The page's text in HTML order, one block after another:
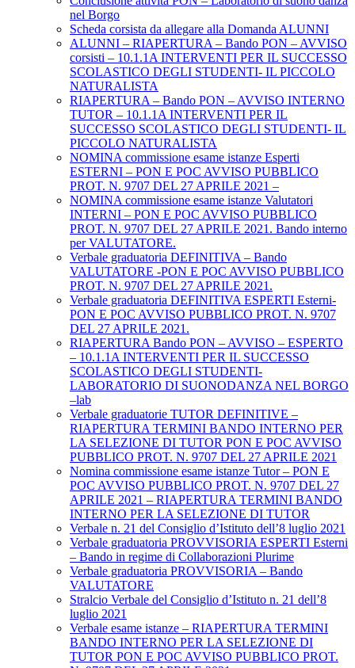
nel Borgo
Scheda corsista da allegare alla Domanda ALUNNI
ALUNNI – RIAPERTURA – Bando PON – AVVISO
corsisti – 10.1.1A INTERVENTI PER IL SUCCESSO
SCOLASTICO DEGLI STUDENTI- IL PICCOLO
NATURALISTA
RIAPERTURA – Bando PON – AVVISO INTERNO
TUTOR – 10.1.1A INTERVENTI PER IL
SUCCESSO SCOLASTICO DEGLI STUDENTI- IL
PICCOLO NATURALISTA
NOMINA commissione esame istanze Esperti
ESTERNI – PON E POC AVVISO PUBBLICO
PROT. N. 9707 DEL 27 APRILE 2021 –
NOMINA commissione esame istanze Valutatori
INTERNI – PON E POC AVVISO PUBBLICO
PROT. N. 9707 DEL 27 APRILE 2021. Bando interno
per VALUTATORE.
Verbale graduatoria DEFINITIVA – Bando
VALUTATORE -PON E POC AVVISO PUBBLICO
PROT. N. 9707 DEL 27 APRILE 2021.
Verbale graduatoria DEFINITIVA ESPERTI Esterni-
PON E POC AVVISO PUBBLICO PROT. N. 9707
DEL 27 APRILE 2021.
RIAPERTURA Bando PON – AVVISO – ESPERTO
– 10.1.1A INTERVENTI PER IL SUCCESSO
SCOLASTICO DEGLI STUDENTI-
LABORATORIO DI SUONODANZA NEL BORGO
–lab
Verbale graduatorie TUTOR DEFINITIVE –
RIAPERTURA TERMINI BANDO INTERNO PER
LA SELEZIONE DI TUTOR PON E POC AVVISO
PUBBLICO PROT. N. 9707 DEL 27 APRILE 2021
Nomina commissione esame istanze Tutor – PON E
POC AVVISO PUBBLICO PROT. N. 9707 DEL 27
APRILE 2021 – RIAPERTURA TERMINI BANDO
INTERNO PER LA SELEZIONE DI TUTOR
Verbale n. 21 del Consiglio d’Istituto dell’8 luglio 2021
Verbale graduatoria PROVVISORIA ESPERTI Esterni
– Bando in regime di Collaborazioni Plurime
Verbale graduatoria PROVVISORIA – Bando
VALUTATORE
Stralcio Verbale del Consiglio d’Istituto n. 21 dell’8
luglio 2021
Verbale esame istanze – RIAPERTURA TERMINI
BANDO INTERNO PER LA SELEZIONE DI
TUTOR PON E POC AVVISO PUBBLICO PROT.